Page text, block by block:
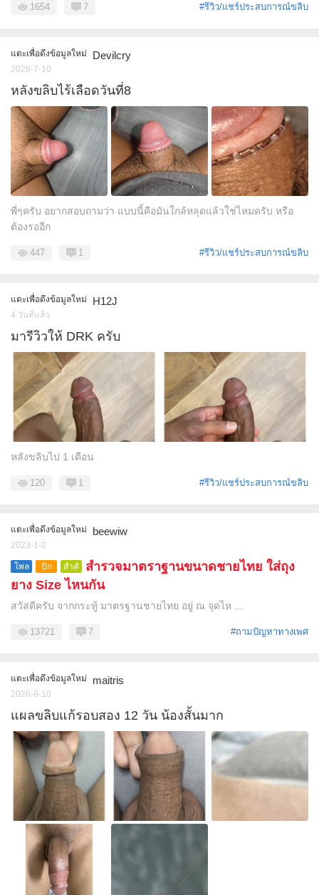
#รีวิว/แชร์ประสบการณ์ขลิบ
1654 7
แตะเพื่อดึงข้อมูลใหม่ Devilcry
2026-7-10
หลังขลิบไร้เลือดวันที่8
พี่ๆครับ อยากสอบถามว่า แบบนี้คือมันใกล้หลุดแล้วใช่ไหมครับ หรือ
ต้องรออีก
#รีวิว/แชร์ประสบการณ์ขลิบ
447 1
แตะเพื่อดึงข้อมูลใหม่ H12J
4 วันที่แล้ว
มารีวิวให้ DRK ครับ
หลังขลิบไป 1 เดือน
#รีวิว/แชร์ประสบการณ์ขลิบ
120 1
แตะเพื่อดึงข้อมูลใหม่ beewiw
2023-1-2
โพล
ปัก
หมุด
สำคั
ญ
สำรวจมาตราฐานขนาดชายไทย ใส่ถุง
ยาง Size ไหนกัน
สวัสดีครับ จากกระทู้ มาตรฐานชายไทย อยู่ ณ จุดไห ...
#ถามปัญหาทางเพศ
13721 7
แตะเพื่อดึงข้อมูลใหม่ maitris
2026-6-10
แผลขลิบแก้รอบสอง 12 วัน น้องสั้นมาก